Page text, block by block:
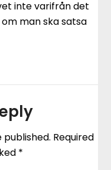
inte varifrån det
man ska satsa
published. Required
*